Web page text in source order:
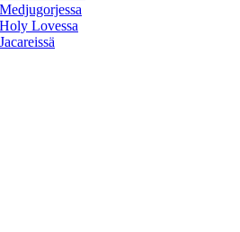
Lovessa